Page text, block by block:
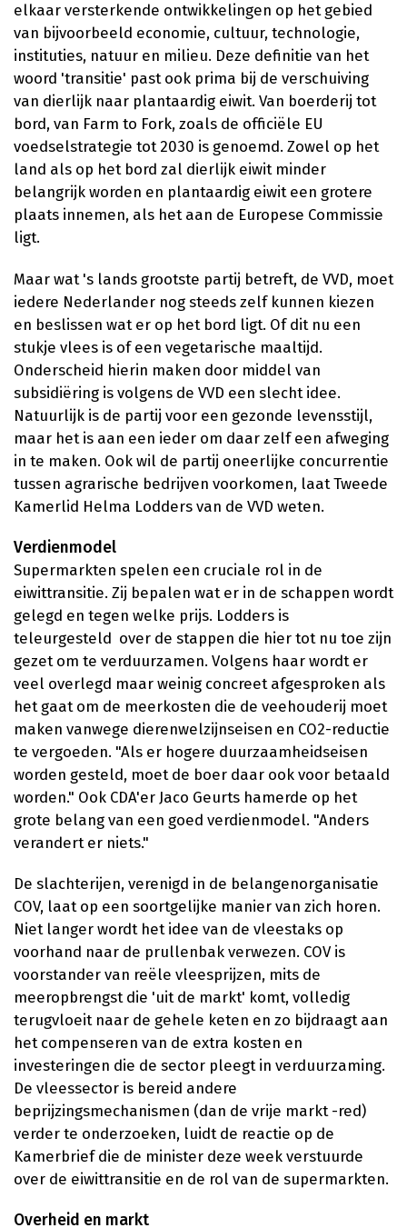
elkaar versterkende ontwikkelingen op het gebied
van bijvoorbeeld economie, cultuur, technologie,
instituties, natuur en milieu. Deze definitie van het
woord 'transitie' past ook prima bij de verschuiving
van dierlijk naar plantaardig eiwit. Van boerderij tot
bord, van Farm to Fork, zoals de officiële EU
voedselstrategie tot 2030 is genoemd. Zowel op het
land als op het bord zal dierlijk eiwit minder
belangrijk worden en plantaardig eiwit een grotere
plaats innemen, als het aan de Europese Commissie
ligt.
Maar wat 's lands grootste partij betreft, de VVD, moet
iedere Nederlander nog steeds zelf kunnen kiezen
en beslissen wat er op het bord ligt. Of dit nu een
stukje vlees is of een vegetarische maaltijd.
Onderscheid hierin maken door middel van
subsidiëring is volgens de VVD een slecht idee.
Natuurlijk is de partij voor een gezonde levensstijl,
maar het is aan een ieder om daar zelf een afweging
in te maken. Ook wil de partij oneerlijke concurrentie
tussen agrarische bedrijven voorkomen, laat Tweede
Kamerlid Helma Lodders van de VVD weten.
Verdienmodel
Supermarkten spelen een cruciale rol in de
eiwittransitie. Zij bepalen wat er in de schappen wordt
gelegd en tegen welke prijs. Lodders is
teleurgesteld over de stappen die hier tot nu toe zijn
gezet om te verduurzamen. Volgens haar wordt er
veel overlegd maar weinig concreet afgesproken als
het gaat om de meerkosten die de veehouderij moet
maken vanwege dierenwelzijnseisen en CO2-reductie
te vergoeden. "Als er hogere duurzaamheidseisen
worden gesteld, moet de boer daar ook voor betaald
worden." Ook CDA'er Jaco Geurts hamerde op het
grote belang van een goed verdienmodel. "Anders
verandert er niets."
De slachterijen, verenigd in de belangenorganisatie
COV, laat op een soortgelijke manier van zich horen.
Niet langer wordt het idee van de vleestaks op
voorhand naar de prullenbak verwezen. COV is
voorstander van reële vleesprijzen, mits de
meeropbrengst die 'uit de markt' komt, volledig
terugvloeit naar de gehele keten en zo bijdraagt aan
het compenseren van de extra kosten en
investeringen die de sector pleegt in verduurzaming.
De vleessector is bereid andere
beprijzingsmechanismen (dan de vrije markt -red)
verder te onderzoeken, luidt de reactie op de
Kamerbrief die de minister deze week verstuurde
over de eiwittransitie en de rol van de supermarkten.
Overheid en markt